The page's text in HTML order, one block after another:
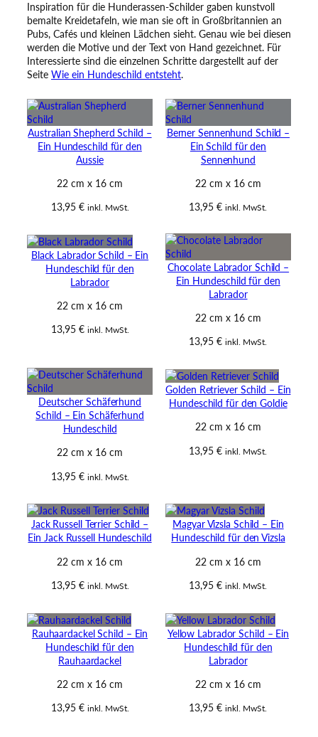
Inspiration für die Hunderassen-Schilder gaben kunstvoll
bemalte Kreidetafeln, wie man sie oft in Großbritannien an
Pubs, Cafés und kleinen Lädchen sieht. Genau wie bei diesen
werden die Motive und der Text von Hand gezeichnet. Für
Interessierte sind die einzelnen Schritte dargestellt auf der
Seite Wie ein Hundeschild entsteht.
Australian Shepherd Schild –
Ein Hundeschild für den
Aussie
22 cm x 16 cm
13,95 € inkl. MwSt.
Berner Sennenhund Schild –
Ein Schild für den
Sennenhund
22 cm x 16 cm
13,95€ inkl. MwSt.
Black Labrador Schild – Ein
Hundeschild für den
Labrador
22 cm x 16 cm
13,95 € inkl. MwSt.
Chocolate Labrador Schild –
Ein Hundeschild für den
Labrador
22 cm x 16 cm
13,95€ inkl. MwSt.
Deutscher Schäferhund
Schild – Ein Schäferhund
Hundeschild
22 cm x 16 cm
13,95 € inkl. MwSt.
Golden Retriever Schild – Ein
Hundeschild für den Goldie
22 cm x 16 cm
13,95€ inkl. MwSt.
Jack Russell Terrier Schild –
Ein Jack Russell Hundeschild
22 cm x 16 cm
13,95 € inkl. MwSt.
Magyar Vizsla Schild – Ein
Hundeschild für den Vizsla
22 cm x 16 cm
13,95€ inkl. MwSt.
Rauhaardackel Schild – Ein
Hundeschild für den
Rauhaardackel
22 cm x 16 cm
13,95 € inkl. MwSt.
Yellow Labrador Schild – Ein
Hundeschild für den
Labrador
22 cm x 16 cm
13,95€ inkl. MwSt.